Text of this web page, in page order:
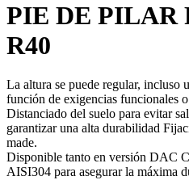
PIE DE PILAR
R40
La altura se puede regular, incluso
función de exigencias funcionales o
Distanciado del suelo para evitar
garantizar una alta durabilidad
made.
Disponible tanto en versión DAC
AISI304 para asegurar la máxima